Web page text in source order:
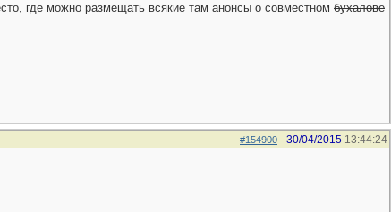
где можно размещать всякие там анонсы о совместном бухалове
#154900 - 30/04/2015 13:44:24